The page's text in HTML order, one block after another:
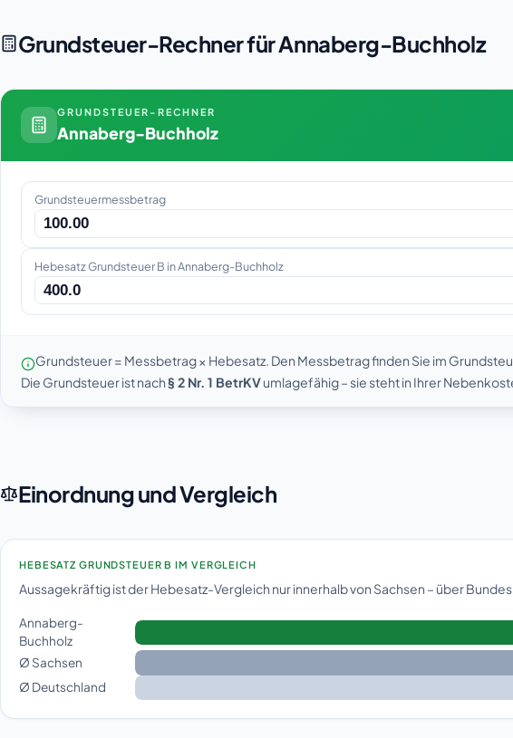
Grundsteuer-Rechner für Annaberg-Buchholz
GRUNDSTEUER-RECHNER
Annaberg-Buchholz
Grundsteuermessbetrag
Hebesatz Grundsteuer B in Annaberg-Buchholz
Grundsteuer = Messbetrag × Hebesatz. Den Messbetrag finden Sie im
Die Grundsteuer ist nach§ 2 Nr. 1 BetrKVumlagefähig – sie steht in Ihrer
Einordnung und Vergleich
HEBESATZ GRUNDSTEUER B IM VERGLEICH
Aussagekräftig ist der Hebesatz-Vergleich nur innerhalb von Sachsen – über
Annaberg-
Buchholz
Ø Sachsen
Ø Deutschland